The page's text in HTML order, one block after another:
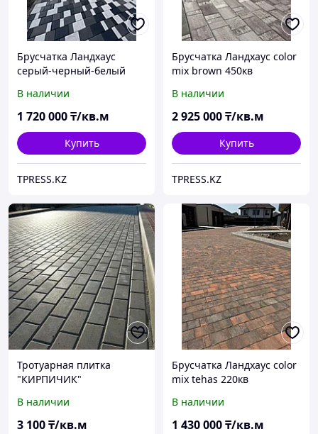
Брусчатка Ландхаус
серый-черный-белый
В наличии
1 720 000₸/кв.м
Купить
TPRESS.KZ
Брусчатка Ландхаус color
mix brown 450кв
В наличии
2 925 000₸/кв.м
Купить
TPRESS.KZ
Тротуарная плитка
"КИРПИЧИК"
(серая)
В наличии
3 100₸/кв.м
Брусчатка Ландхаус color
mix tehas 220кв
В наличии
1 430 000₸/кв.м